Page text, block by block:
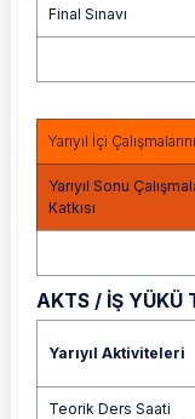
Final Sınavı
Yarıyıl İçi
Yarıyıl Sonu
Katkısı
AKTS / İŞ YÜKÜ
Yarıyıl Aktiviteleri
Teorik Ders Saati